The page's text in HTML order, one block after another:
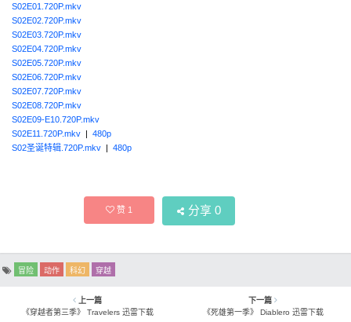
S02E01.720P.mkv
S02E02.720P.mkv
S02E03.720P.mkv
S02E04.720P.mkv
S02E05.720P.mkv
S02E06.720P.mkv
S02E07.720P.mkv
S02E08.720P.mkv
S02E09-E10.720P.mkv
S02E11.720P.mkv | 480p
S02圣诞特辑.720P.mkv | 480p
赞1 分享 0
冒险 动作 科幻 穿越
上一篇
《穿越者第三季》 Travelers 迅雷下载
下一篇
《死雄第一季》 Diablero 迅雷下载